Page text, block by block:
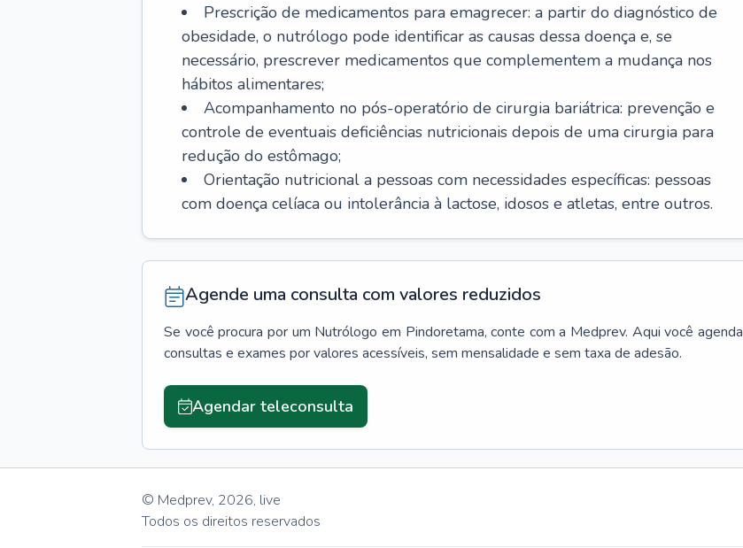
Prescrição de medicamentos para emagrecer: a partir do diagnóstico de
obesidade, o nutrólogo pode identificar as causas dessa doença e, se
necessário, prescrever medicamentos que complementem a mudança nos
hábitos alimentares;
Acompanhamento no pós-operatório de cirurgia bariátrica: prevenção e
controle de eventuais deficiências nutricionais depois de uma cirurgia para
redução do estômago;
Orientação nutricional a pessoas com necessidades específicas: pessoas
com doença celíaca ou intolerância à lactose, idosos e atletas, entre outros.
Agende uma consulta com valores reduzidos
Se você procura por um Nutrólogo em Pindoretama, conte com a Medprev. Aqui você agenda
consultas e exames por valores acessíveis, sem mensalidade e sem taxa de adesão.
Agendar teleconsulta
© Medprev, 2026, live
Todos os direitos reservados